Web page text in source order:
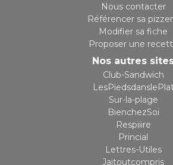
Nous contacter
Référencer sa
Modifier sa fiche
Proposer une
Nos autres
Club-Sandwich
Sur-la-plage
BienchezSoi
Respiiire
Princial
Lettres-Utiles
Jaitoutcompris